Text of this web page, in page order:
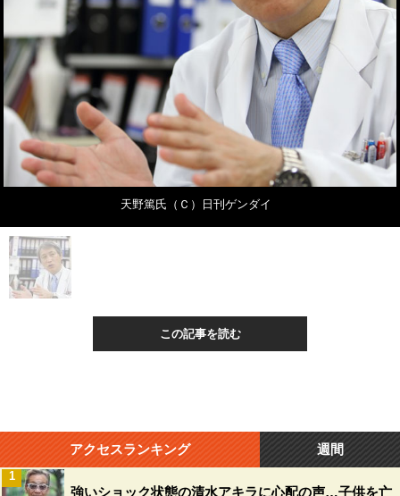
天野篤氏（Ｃ）日刊ゲンダイ
この記事を読む
アクセスランキング 週間
強いショック状態の清水アキラに心配の声…子供を亡
1